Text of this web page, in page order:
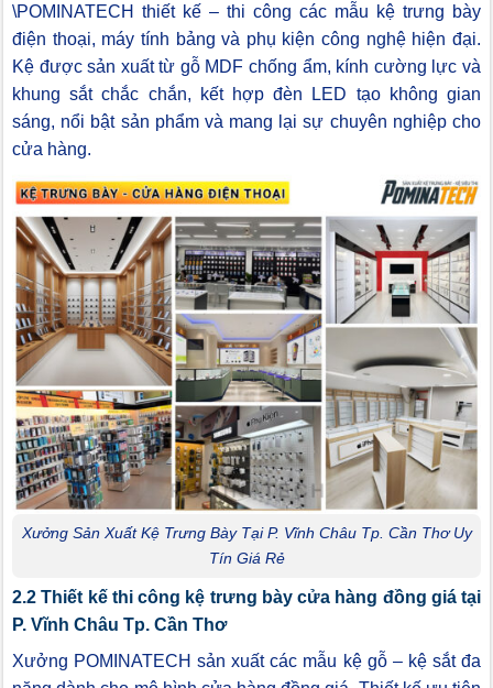
\POMINATECH thiết kế – thi công các mẫu kệ trưng bày
điện thoại, máy tính bảng và phụ kiện công nghệ hiện đại.
Kệ được sản xuất từ gỗ MDF chống ẩm, kính cường lực và
khung sắt chắc chắn, kết hợp đèn LED tạo không gian
sáng, nổi bật sản phẩm và mang lại sự chuyên nghiệp cho
cửa hàng.
Xưởng Sản Xuất Kệ Trưng Bày Tại P. Vĩnh Châu Tp. Cần Thơ Uy
Tín Giá Rẻ
2.2 Thiết kế thi công kệ trưng bày cửa hàng đồng giá tại
P. Vĩnh Châu Tp. Cần Thơ
Xưởng POMINATECH sản xuất các mẫu kệ gỗ – kệ sắt đa